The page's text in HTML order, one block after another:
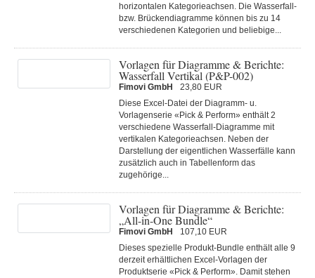
horizontalen Kategorieachsen. Die Wasserfall-
bzw. Brückendiagramme können bis zu 14
verschiedenen Kategorien und beliebige...
Vorlagen für Diagramme & Berichte:
Wasserfall Vertikal (P&P-002)
Fimovi GmbH
23,80 EUR
Diese Excel-Datei der Diagramm- u.
Vorlagenserie «Pick & Perform» enthält 2
verschiedene Wasserfall-Diagramme mit
vertikalen Kategorieachsen. Neben der
Darstellung der eigentlichen Wasserfälle kann
zusätzlich auch in Tabellenform das
zugehörige...
Vorlagen für Diagramme & Berichte:
„All-in-One Bundle“
Fimovi GmbH
107,10 EUR
Dieses spezielle Produkt-Bundle enthält alle 9
derzeit erhältlichen Excel-Vorlagen der
Produktserie «Pick & Perform». Damit stehen